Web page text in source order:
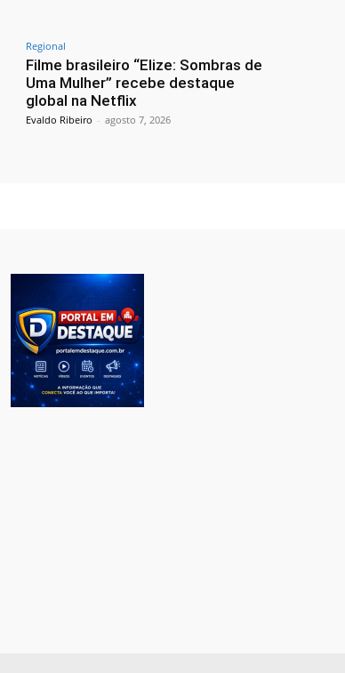
Regional
Filme brasileiro “Elize: Sombras de
Uma Mulher” recebe destaque
global na Netflix
Evaldo Ribeiro - agosto 7, 2026